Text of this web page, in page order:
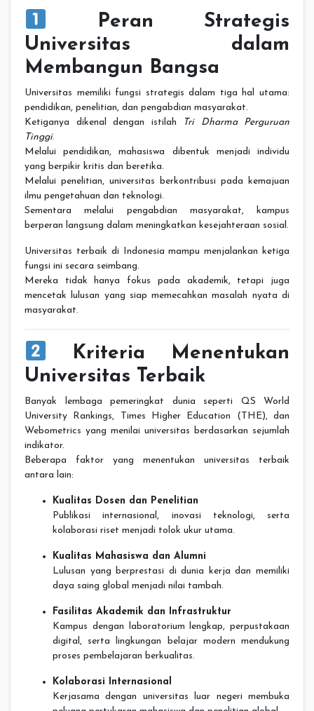
Peran Strategis
Universitas dalam
Membangun Bangsa
Universitas memiliki fungsi strategis dalam tiga hal utama:
pendidikan, penelitian, dan pengabdian masyarakat.
Ketiganya dikenal dengan istilah
Tri Dharma Perguruan
Tinggi.
Melalui pendidikan, mahasiswa dibentuk menjadi individu
yang berpikir kritis dan beretika.
Melalui penelitian, universitas berkontribusi pada kemajuan
ilmu pengetahuan dan teknologi.
Sementara melalui pengabdian masyarakat, kampus
berperan langsung dalam meningkatkan kesejahteraan sosial.
Universitas terbaik di Indonesia mampu menjalankan ketiga
fungsi ini secara seimbang.
Mereka tidak hanya fokus pada akademik, tetapi juga
mencetak lulusan yang siap memecahkan masalah nyata di
masyarakat.
Kriteria Menentukan
Universitas Terbaik
Banyak lembaga pemeringkat dunia seperti QS World
University Rankings, Times Higher Education (THE), dan
Webometrics yang menilai universitas berdasarkan sejumlah
indikator.
Beberapa faktor yang menentukan universitas terbaik
antara lain:
Kualitas Dosen dan Penelitian
Publikasi internasional, inovasi teknologi, serta
kolaborasi riset menjadi tolok ukur utama.
Kualitas Mahasiswa dan Alumni
Lulusan yang berprestasi di dunia kerja dan memiliki
daya saing global menjadi nilai tambah.
Fasilitas Akademik dan Infrastruktur
Kampus dengan laboratorium lengkap, perpustakaan
digital, serta lingkungan belajar modern mendukung
proses pembelajaran berkualitas.
Kolaborasi Internasional
Kerjasama dengan universitas luar negeri membuka